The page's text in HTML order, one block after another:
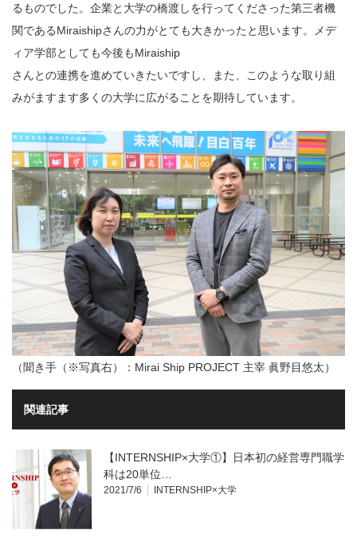
るものでした。企業と大学の橋渡しを行ってくださった第三者機
関であるMiraishipさんの力がとても大きかったと思います。メデ
ィア学部としても今後もMiraiship
さんとの連携を進めていきたいですし、また、このような取り組
みがますます多くの大学に広がることを期待しています。
（聞き手（※写真右）：Mirai Ship PROJECT 主宰 眞野目悠太）
関連記事
【INTERNSHIP×大学①】日本初の経営専門職学
科は20単位…
2021/7/6 INTERNSHIP×大学